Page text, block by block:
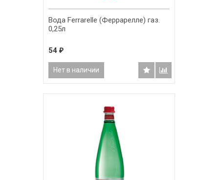
Вода Ferrarelle (Феррарелле) газ.
0,25л
54 ₽
Нет в наличии